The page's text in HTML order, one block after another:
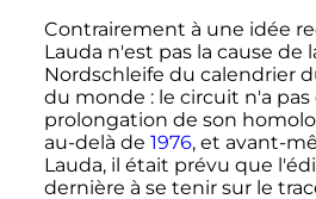
Contrairement à une idée
Lauda n'est pas la cause de
Nordschleife du calendrier
du monde : le circuit n'a
prolongation de son
au-delà de 1976, et avant-
Lauda, il était prévu que
dernière à se tenir sur le